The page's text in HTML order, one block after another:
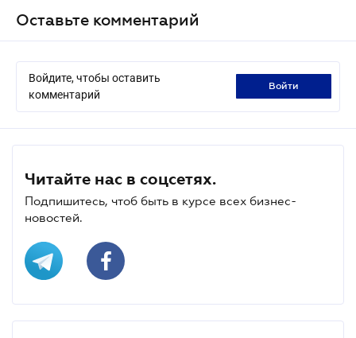
Оставьте комментарий
Войдите, чтобы оставить
комментарий
войти
Читайте нас в соцсетях.
Подпишитесь, чтоб быть в курсе всех бизнес-
новостей.